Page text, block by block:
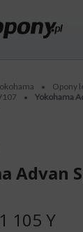
• Opony
•
Yokohama
Advan
105 Y